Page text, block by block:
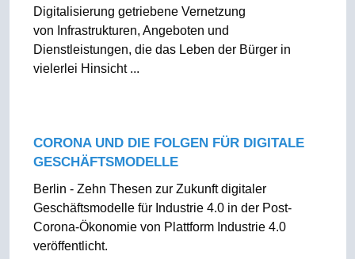
Digitalisierung getriebene Vernetzung
von Infrastrukturen, Angeboten und
Dienstleistungen, die das Leben der Bürger in
vielerlei Hinsicht ...
CORONA UND DIE FOLGEN FÜR DIGITALE
GESCHÄFTSMODELLE
Berlin - Zehn Thesen zur Zukunft digitaler
Geschäftsmodelle für Industrie 4.0 in der Post-
Corona-Ökonomie von Plattform Industrie 4.0
veröffentlicht.